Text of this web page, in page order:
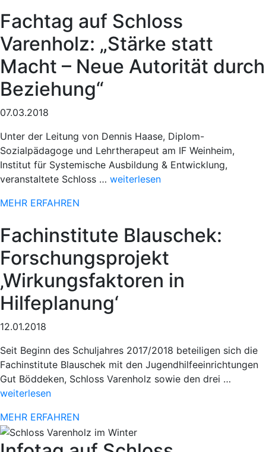
Paderborner
Osterlauf“
Fachtag auf Schloss
Varenholz: „Stärke statt
Macht – Neue Autorität durch
Beziehung“
07.03.2018
Unter der Leitung von Dennis Haase, Diplom-
Sozialpädagoge und Lehrtherapeut am IF Weinheim,
Institut für Systemische Ausbildung & Entwicklung,
veranstaltete Schloss … „Sportlicher
Paderborner
Osterlauf“
weiterlesen
MEHR ERFAHREN
Fachinstitute Blauschek:
Forschungsprojekt
‚Wirkungsfaktoren in
Hilfeplanung‘
12.01.2018
Seit Beginn des Schuljahres 2017/2018 beteiligen sich die
Fachinstitute Blauschek mit den Jugendhilfeeinrichtungen
Gut Böddeken, Schloss Varenholz sowie den drei …
weiterlesen
MEHR ERFAHREN